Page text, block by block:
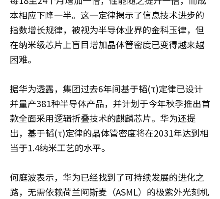
本相应下降一半。这一定律揭示了信息技术进步的
指数增长规律，被视为半导体业界的金科玉律，但
在纳米级芯片上盲目增加晶体管密度已变得越来越
困难。
据华为透露，集团过去6年间基于韬(τ)定律已设计
并量产381种半导体产品，并计划于今年秋季推出首
款全面采用逻辑折叠技术的麒麟芯片。华为还提
出，基于韬(τ)定律的晶体管密度将在2031年达到相
当于1.4纳米工艺的水平。
何庭波表示，华为已经找到了可持续发展的进化之
路，无需依赖荷兰阿斯麦（ASML）的极紫外光刻机